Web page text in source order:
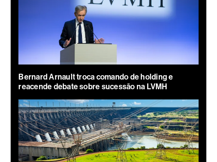
Bernard Arnault troca comando de holding e
reacende debate sobre sucessão na LVMH